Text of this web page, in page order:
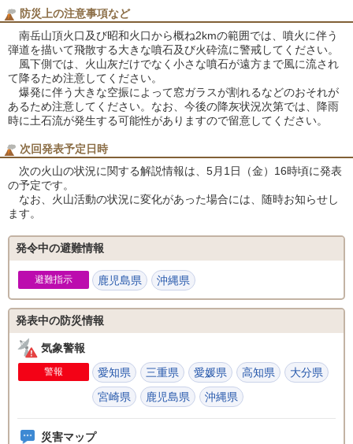
防災上の注意事項など
南岳山頂火口及び昭和火口から概ね2kmの範囲では、噴火に伴う
弾道を描いて飛散する大きな噴石及び火砕流に警戒してください。
風下側では、火山灰だけでなく小さな噴石が遠方まで風に流され
て降るため注意してください。
爆発に伴う大きな空振によって窓ガラスが割れるなどのおそれが
あるため注意してください。なお、今後の降灰状況次第では、降雨
時に土石流が発生する可能性がありますので留意してください。
次回発表予定日時
次の火山の状況に関する解説情報は、5月1日（金）16時頃に発表
の予定です。
なお、火山活動の状況に変化があった場合には、随時お知らせし
ます。
発令中の避難情報
避難指示 鹿児島県 沖縄県
発表中の防災情報
気象警報
警報 愛知県 三重県 愛媛県 高知県
大分県
宮崎県
鹿児島県 沖縄県
災害マップ